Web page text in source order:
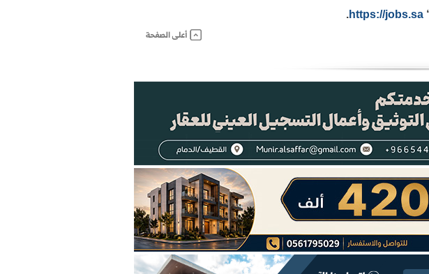
https://jobs.sa
.